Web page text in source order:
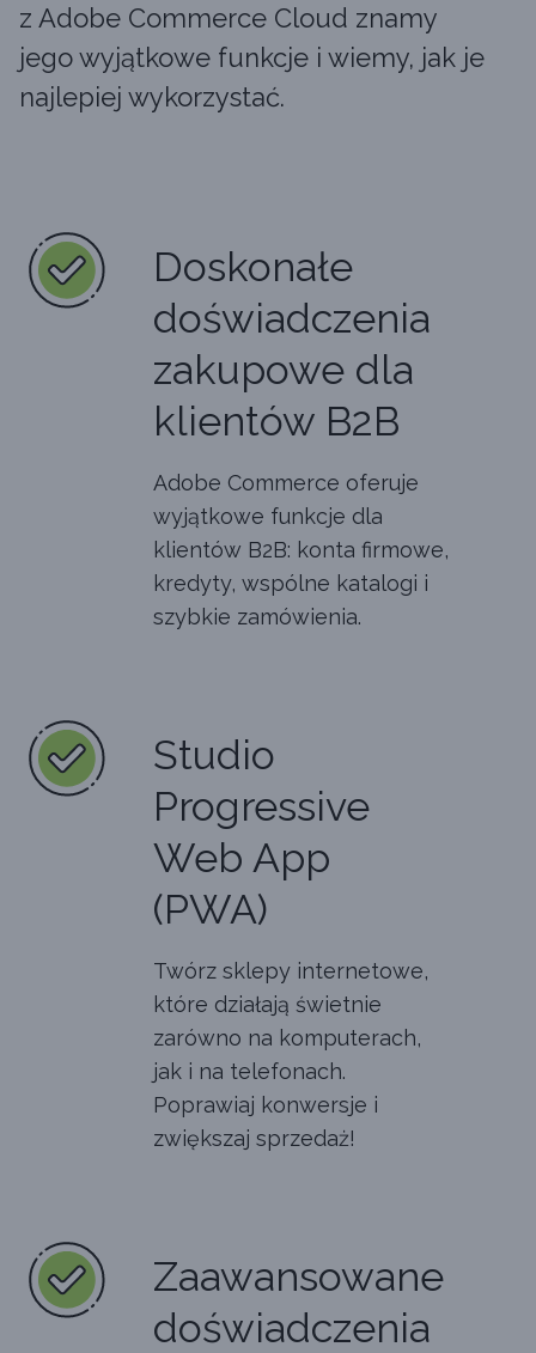
z Adobe Commerce Cloud znamy
jego wyjątkowe funkcje i wiemy, jak je
najlepiej wykorzystać.
Doskonałe
doświadczenia
zakupowe dla
klientów B2B
Adobe Commerce oferuje
wyjątkowe funkcje dla
klientów B2B: konta firmowe,
kredyty, wspólne katalogi i
szybkie zamówienia.
Studio
Progressive
Web App
(PWA)
Twórz sklepy internetowe,
które działają świetnie
zarówno na komputerach,
jak i na telefonach.
Poprawiaj konwersje i
zwiększaj sprzedaż!
Zaawansowane
doświadczenia